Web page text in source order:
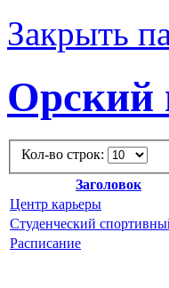
Закрыть
Орский
Кол-во строк:
Заголовок
Центр карьеры
Студенческий
Расписание